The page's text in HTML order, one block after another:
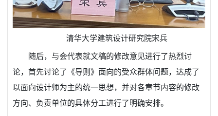
清华大学建筑设计研究院宋兵
随后，与会代表就文稿的修改意见进行了热烈讨
论，首先讨论了《导则》面向的受众群体问题，达成了
以面向设计师为主的统一思想，并对各章节内容的修改
方向、负责单位的具体分工进行了明确安排。